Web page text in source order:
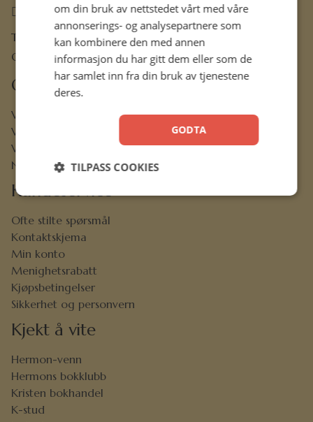
ordre@hermon.no
Trondheimsveien 50 C, 2007 Kjeller
Org.nr. 889 204 982
Om oss
Vår visjon
Vår historie
Vårt ansvar
Nettbibel
Kundeservice
Ofte stilte spørsmål
Kontaktskjema
Min konto
Menighetsrabatt
Kjøpsbetingelser
Sikkerhet og personvern
Kjekt å vite
Hermon-venn
Hermons bokklubb
Kristen bokhandel
K-stud
om din bruk av nettstedet vårt med våre
annonserings- og analysepartnere som
kan kombinere den med annen
informasjon du har gitt dem eller som de
har samlet inn fra din bruk av tjenestene
deres.
GODTA
TILPASS COOKIES